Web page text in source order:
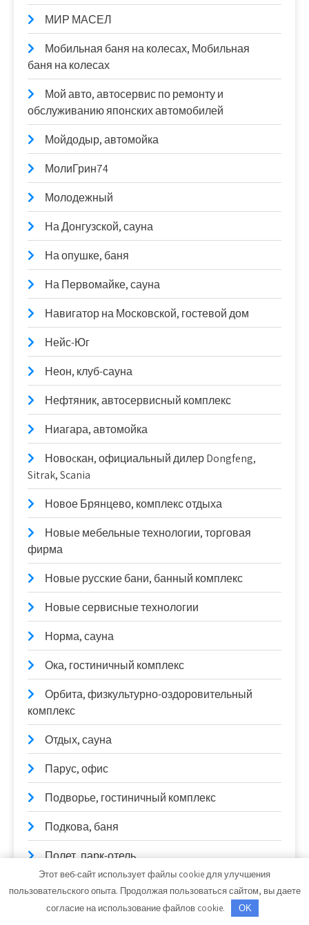
МИР МАСЕЛ
Мобильная баня на колесах, Мобильная
баня на колесах
Мой авто, автосервис по ремонту и
обслуживанию японских автомобилей
Мойдодыр, автомойка
МолиГрин74
Молодежный
На Донгузской, сауна
На опушке, баня
На Первомайке, сауна
Навигатор на Московской, гостевой дом
Нейс-Юг
Неон, клуб-сауна
Нефтяник, автосервисный комплекс
Ниагара, автомойка
Новоcкан, официальный дилер Dongfeng,
Sitrak, Scania
Новое Брянцево, комплекс отдыха
Новые мебельные технологии, торговая
фирма
Новые русские бани, банный комплекс
Новые сервисные технологии
Норма, сауна
Ока, гостиничный комплекс
Орбита, физкультурно-оздоровительный
комплекс
Отдых, сауна
Парус, офис
Подворье, гостиничный комплекс
Подкова, баня
Полет, парк-отель
Политика конфиденциальности
Посейдон, баня
Этот веб-сайт использует файлы cookie для улучшения
пользовательского опыта. Продолжая пользоваться сайтом, вы даете
согласие на использование файлов cookie.
OK